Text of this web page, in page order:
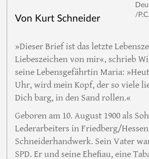
Impressum
/
Von Kurt Schneider
»Dieser Brief ist das letzte
Liebeszeichen von mir«‚ schrieb
seine Lebensgefährtin Maria:
Uhr, wird mein Kopf, der so viele
Dich barg, in den Sand rollen.«
Geboren am 10. August 1900 als
Lederarbeiters in Friedberg/
Schneiderhandwerk. Sein Vater
SPD. Er und seine Eheﬁau, eine